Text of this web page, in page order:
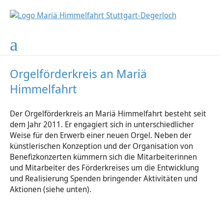
Orgelförderkreis an Mariä
Himmelfahrt
Der Orgelförderkreis an Mariä Himmelfahrt besteht seit
dem Jahr 2011. Er engagiert sich in unterschiedlicher
Weise für den Erwerb einer neuen Orgel. Neben der
künstlerischen Konzeption und der Organisation von
Benefizkonzerten kümmern sich die Mitarbeiterinnen
und Mitarbeiter des Förderkreises um die Entwicklung
und Realisierung Spenden bringender Aktivitäten und
Aktionen (siehe unten).
Gottesdienste
Ministranten
Jesus auf der Spur
Gottesdienste in Mariä Himmelfahrt
Unsere Kirche
Kontakte
Pastoralteam
Weitere Mitarbeiter
Seelsorge
Kircheneintritt
Erstkommunion
Firmung
Trauung & Hochzeit
Versöhnung
Gemeindeleben
Frauenkreis
Maria 2.0
Sternsinger
Soziales
Förderverein für soziale Aufgaben
TrauerZentrum Hospiz St. Martin
Kindertagesstätte
EINE Welt
Partner
Projekte
FSJ
Gottesdienste
Ökumene
Partner
Vereine und weitere tolle Partner
Projekte
Solar-Energie
Gottesdienste
News
Kirchenrenovierung - Fotos
Kirchenrenovierung - Infos
Gemeindebrief
GKG Johannes XXIII.
Hohenheim, St. Antonius
Sillenbuch, St. Michael
Französisch-sprachige Gemeinde
Gesamtkirchengemeinde Johannes XXIII: